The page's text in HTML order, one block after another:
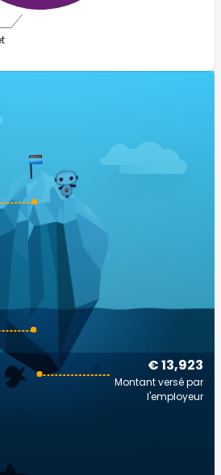
€ 13,923
Montant versé par
l'employeur